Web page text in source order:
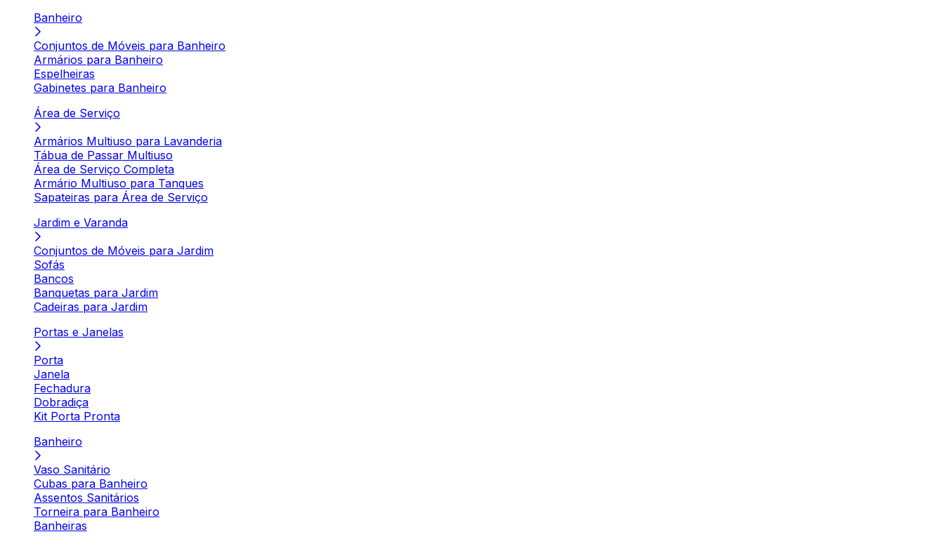
Banheiro
Conjuntos de Móveis para Banheiro
Armários para Banheiro
Espelheiras
Gabinetes para Banheiro
Área de Serviço
Armários Multiuso para Lavanderia
Tábua de Passar Multiuso
Área de Serviço Completa
Armário Multiuso para Tanques
Sapateiras para Área de Serviço
Jardim e Varanda
Conjuntos de Móveis para Jardim
Sofás
Bancos
Banquetas para Jardim
Cadeiras para Jardim
Portas e Janelas
Porta
Janela
Fechadura
Dobradiça
Kit Porta Pronta
Banheiro
Vaso Sanitário
Cubas para Banheiro
Assentos Sanitários
Torneira para Banheiro
Banheiras